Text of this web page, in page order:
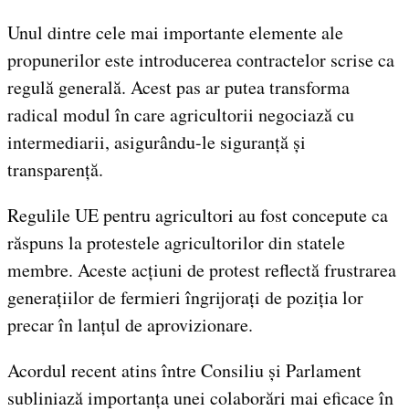
Unul dintre cele mai importante elemente ale
propunerilor este introducerea contractelor scrise ca
regulă generală. Acest pas ar putea transforma
radical modul în care agricultorii negociază cu
intermediarii, asigurându-le siguranță și
transparență.
Regulile UE pentru agricultori au fost concepute ca
răspuns la protestele agricultorilor din statele
membre. Aceste acțiuni de protest reflectă frustrarea
generațiilor de fermieri îngrijorați de poziția lor
precar în lanțul de aprovizionare.
Acordul recent atins între Consiliu și Parlament
subliniază importanța unei colaborări mai eficace în